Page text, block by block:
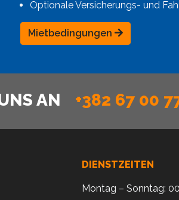
Optionale Versicherungs- und
Mietbedingungen
AN +382 67 00
DIENSTZEITEN
Montag – Sonntag: